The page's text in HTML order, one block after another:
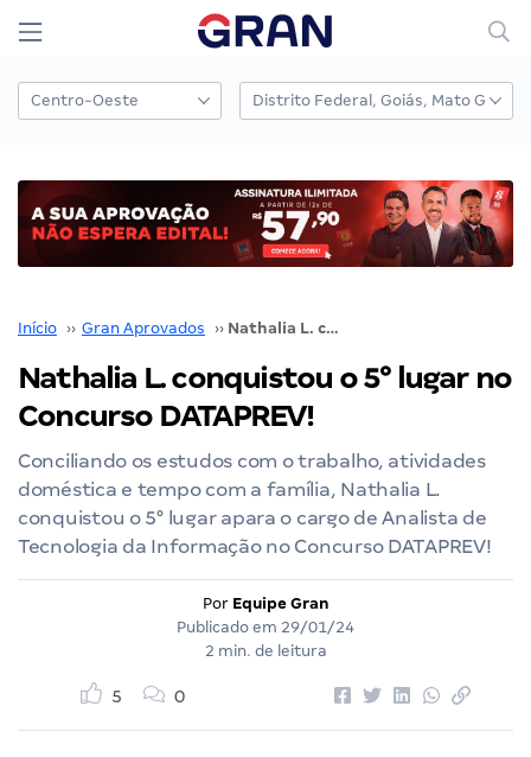
Início ›› Gran Aprovados ›› Nathalia L. conquistou o 5° lugar no Concurso DATAPREV!
Nathalia L. conquistou o 5° lugar no
Concurso DATAPREV!
Conciliando os estudos com o trabalho, atividades
doméstica e tempo com a família, Nathalia L.
conquistou o 5° lugar apara o cargo de Analista de
Tecnologia da Informação no Concurso DATAPREV!
Por Equipe Gran
Publicado em 29/01/24
2 min. de leitura
5 0